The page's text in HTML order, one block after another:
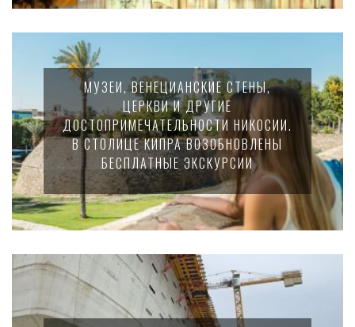
МУЗЕИ, ВЕНЕЦИАНСКИЕ СТЕНЫ,
ЦЕРКВИ И ДРУГИЕ
ДОСТОПРИМЕЧАТЕЛЬНОСТИ НИКОСИИ.
В СТОЛИЦЕ КИПРА ВОЗОБНОВЛЕНЫ
БЕСПЛАТНЫЕ ЭКСКУРСИИ